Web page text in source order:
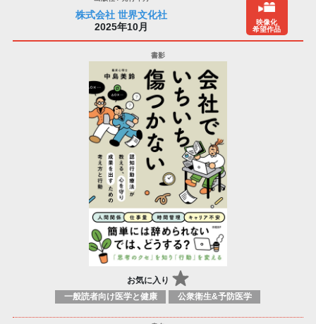
株式会社 世界文化社
2025年10月
映像化
希望作品
お気に入り
一般読者向け医学と健康 公衆衛生&予防医学